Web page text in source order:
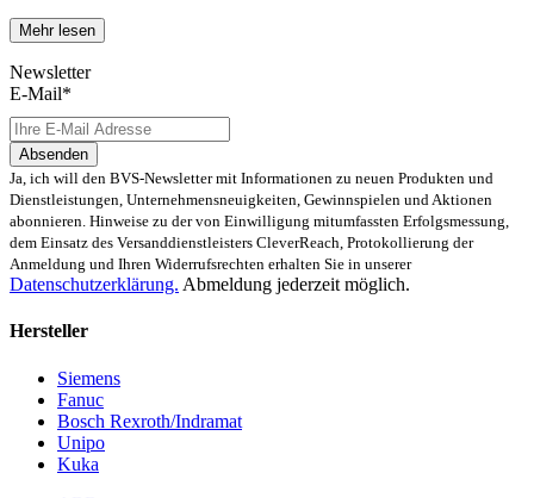
Dies unterscheidet unsere
konventionellen Reparaturen:
oder einem höheren Verschleiß unterliegen
Austausch aller Komponenten, die als Schwachstellen
identifiziert werden und somit ein Sicherheitsrisiko für die
Maschine und deren Betreiber darstellen
Ausschließliche Verwendung der vom Hersteller oder
Gesetzgeber neuen & zugelassenen Komponenten
Überprüfung aller relevanten Funktionen in Form von
Funktions- und Lasttests
Mit unserer
Lage, die Reparatur Ihrer
Qualität zu priorisieren.
Verkauf von Ersatz- und Austauschteilen sowie Neuteilen für
Heidenhain 385480-0A
Mehr lesen
Newsletter
E-Mail*
Absenden
Ja, ich will den BVS-Newsletter mit Informationen zu neuen Produkten und
Dienstleistungen, Unternehmensneuigkeiten, Gewinnspielen und Aktionen
abonnieren. Hinweise zu der von Einwilligung mitumfassten Erfolgsmessung,
dem Einsatz des Versanddienstleisters CleverReach, Protokollierung der
Anmeldung und Ihren Widerrufsrechten erhalten Sie in unserer
Datenschutzerklärung. Abmeldung jederzeit möglich.
Hersteller
Siemens
Fanuc
Bosch Rexroth/Indramat
Unipo
Kuka